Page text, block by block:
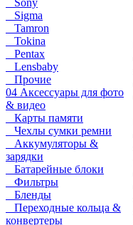
Sony
Sigma
Tamron
Tokina
Pentax
Lensbaby
Прочие
04 Аксессуары для фото
& видео
Карты памяти
Чехлы сумки ремни
Аккумуляторы &
зарядки
Батарейные блоки
Фильтры
Бленды
Переходные кольца &
конвертеры